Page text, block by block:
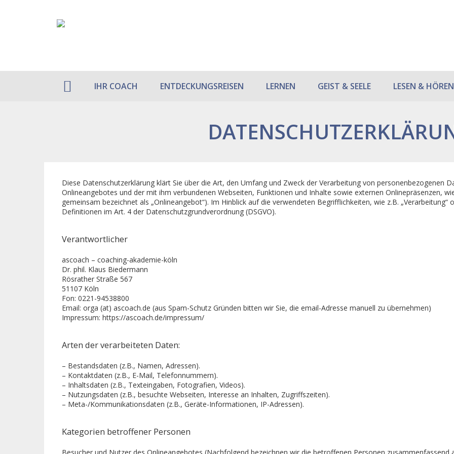
IHR COACH ENTDECKUNGSREISEN LERNEN GEIST & SEELE LESEN & HÖREN
Diese Datenschutzerklärung klärt Sie über die Art, den Umfang und Zweck der Verarbeitung von personenbezogenen
Onlineangebotes und der mit ihm verbundenen Webseiten, Funktionen und Inhalte sowie externen Onlinepräsenzen,
gemeinsam bezeichnet als „Onlineangebot“). Im Hinblick auf die verwendeten Begrifflichkeiten, wie z.B. „Verarbeitung“
Definitionen im Art. 4 der Datenschutzgrundverordnung (DSGVO).
Verantwortlicher
ascoach – coaching-akademie-köln
Dr. phil. Klaus Biedermann
Rösrather Straße 567
51107 Köln
Fon: 0221-94538800
Email: orga (at) ascoach.de (aus Spam-Schutz Gründen bitten wir Sie, die email-Adresse manuell zu übernehmen)
Impressum: https://ascoach.de/impressum/
Arten der verarbeiteten Daten:
– Bestandsdaten (z.B., Namen, Adressen).
– Kontaktdaten (z.B., E-Mail, Telefonnummern).
– Inhaltsdaten (z.B., Texteingaben, Fotografien, Videos).
– Nutzungsdaten (z.B., besuchte Webseiten, Interesse an Inhalten, Zugriffszeiten).
– Meta-/Kommunikationsdaten (z.B., Geräte-Informationen, IP-Adressen).
Kategorien betroffener Personen